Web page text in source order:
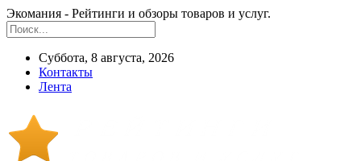
Экомания - Рейтинги и обзоры товаров и услуг.
Суббота, 8 августа, 2026
Контакты
Лента